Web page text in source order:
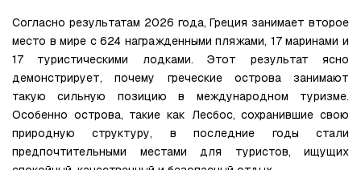
Согласно результатам 2026 года, Греция занимает второе
место в мире с 624 награжденными пляжами, 17 маринами и
17 туристическими лодками. Этот результат ясно
демонстрирует, почему греческие острова занимают
такую сильную позицию в международном туризме.
Особенно острова, такие как Лесбос, сохранившие свою
природную структуру, в последние годы стали
предпочтительными местами для туристов, ищущих